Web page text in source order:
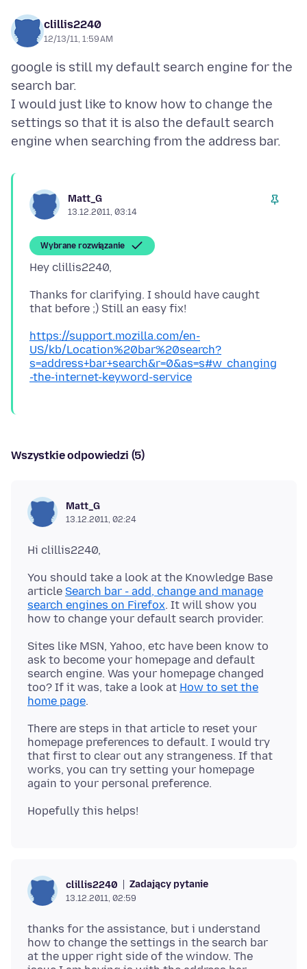
clillis2240
12/13/11, 1:59 AM
google is still my default search engine for the
search bar.
I would just like to know how to change the
settings so that it is also the default search
Matt_G
13.12.2011, 03:14
Wybrane rozwiązanie
Thanks for clarifying. I should have caught
https://support.mozilla.com/en-
US/kb/Location%20bar%20search?
s=address+bar+search&r=0&as=s#w_changing
-the-internet-keyword-service
Wszystkie odpowiedzi (5)
Matt_G
13.12.2011, 02:24
You should take a look at the Knowledge Base
article Search bar - add, change and manage
search engines on Firefox. It will show you
Sites like MSN, Yahoo, etc have been know to
ask to become your homepage and default
search engine. Was your homepage changed
too? If it was, take a look at How to set the
home page
There are steps in that article to reset your
homepage preferences to default. I would try
that first to clear out any strangeness. If that
works, you can try setting your homepage
clillis2240 Zadający pytanie
13.12.2011, 02:59
thanks for the assistance, but i understand
how to change the settings in the search bar
at the upper right side of the window. The